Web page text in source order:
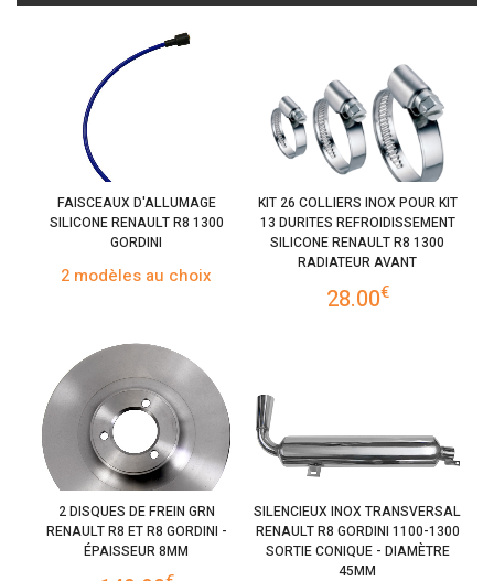
FAISCEAUX D'ALLUMAGE
SILICONE RENAULT R8 1300
GORDINI
2 modèles au choix
KIT 26 COLLIERS INOX POUR KIT
13 DURITES REFROIDISSEMENT
SILICONE RENAULT R8 1300
RADIATEUR AVANT
28.00€
2 DISQUES DE FREIN GRN
RENAULT R8 ET R8 GORDINI -
ÉPAISSEUR 8MM
SILENCIEUX INOX TRANSVERSAL
RENAULT R8 GORDINI 1100-1300
SORTIE CONIQUE - DIAMÈTRE
45MM